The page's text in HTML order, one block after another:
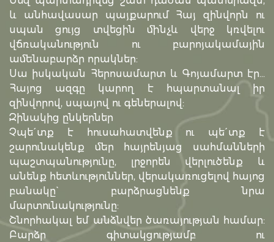
և անհավասար պայքարում Հայ զինվորն ու
սպան ցույց տվեցին մինչև վերջ կռվելու
վճռականություն ու բարոյակամային
ամենաբարձր որակներ:
Սա իսկական Հերոսամարտ և Գոյամարտ էր…
Հայոց ազգը կարող է հպարտանալ իր
զինվորով, սպայով ու գեներալով:
Զինակից ընկերներ
Չպե´տք է հուսահատվենք ու պե´տք է
շարունակենք մեր հայրենյաց սահմանների
պաշտպանությունը, լրջորեն վերլուծենք և
անենք հետևություններ, վերակառուցելով հայոց
բանակը` բարձրացնենք նրա
մարտունակությունը:
Շնորհակալ եմ անձնվեր ծառայության համար:
Բարձր գիտակցությամբ ու